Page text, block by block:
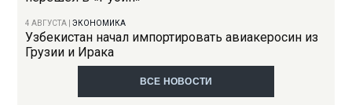
4 АВГУСТА |ЭКОНОМИКА
Узбекистан начал импортировать авиакеросин из
Грузии и Ирака
ВСЕ НОВОСТИ